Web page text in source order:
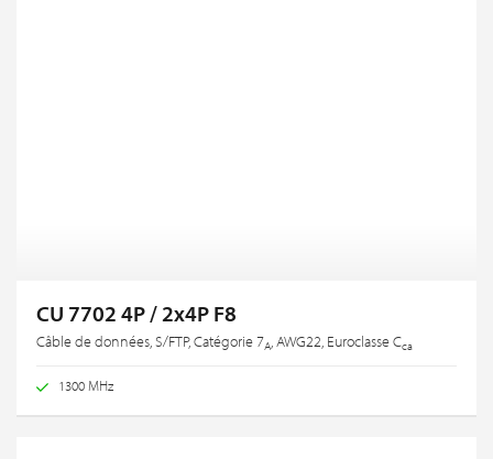
CU 7702 4P / 2x4P F8
Câble de données, S/FTP, Catégorie 7A, AWG22, Euroclasse Cca
1300 MHz